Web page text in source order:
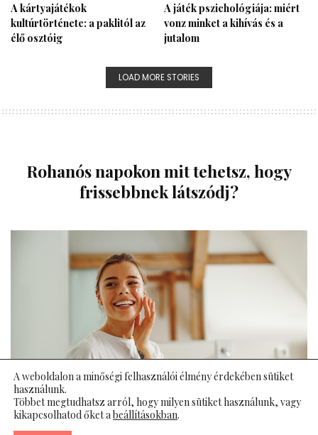
A kártyajátékok
kultúrtörténete: a paklitól az
élő osztóig
A játék pszichológiája: miért
vonz minket a kihívás és a
jutalom
LOAD MORE STORIES
Rohanós napokon mit tehetsz, hogy
frissebbnek látszódj?
A weboldalon a minőségi felhasználói élmény érdekében sütiket
használunk.
Többet megtudhatsz arról, hogy milyen sütiket használunk, vagy
kikapcsolhatod őket abeállításokban.